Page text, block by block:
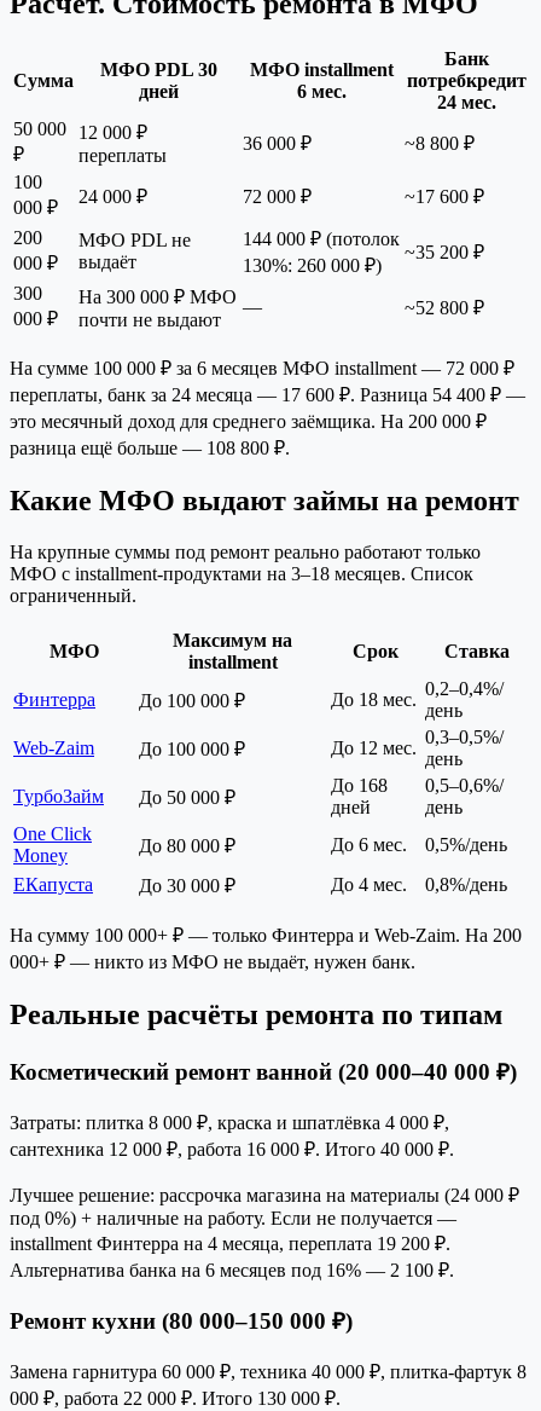
Сумма
МФО PDL 30
дней
МФО installment
6 мес.
Банк
потребкредит
24 мес.
50 000
₽
12 000 ₽
переплаты
36 000 ₽
~8 800 ₽
100
000 ₽
24 000 ₽ 72 000 ₽
~17 600 ₽
200
000 ₽
МФО PDL не
выдаёт
144 000 ₽ (потолок
130%: 260 000 ₽)
~35 200 ₽
300
000 ₽
На 300 000 ₽ МФО
почти не выдают
— ~52 800 ₽
На сумме 100 000 ₽ за 6 месяцев МФО installment — 72 000 ₽
переплаты, банк за 24 месяца — 17 600 ₽. Разница 54 400 ₽ —
это месячный доход для среднего заёмщика. На 200 000 ₽
разница ещё больше — 108 800 ₽.
Какие МФО выдают займы на ремонт
На крупные суммы под ремонт реально работают только
МФО с installment-продуктами на 3–18 месяцев. Список
ограниченный.
МФО
Максимум на
installment
Срок Ставка
Финтерра До 100 000 ₽ До 18 мес.
0,2–0,4%/
день
Web-Zaim
До 100 000 ₽ До 12 мес.
0,3–0,5%/
день
ТурбоЗайм
До 50 000 ₽
До 168
дней
0,5–0,6%/
день
One Click
Money
До 80 000 ₽ До 6 мес.
0,5%/день
ЕКапуста
До 30 000 ₽ До 4 мес. 0,8%/день
На сумму 100 000+ ₽ — только Финтерра и Web-Zaim. На 200
000+ ₽ — никто из МФО не выдаёт, нужен банк.
Реальные расчёты ремонта по типам
Косметический ремонт ванной (20 000–40 000 ₽)
Затраты: плитка 8 000 ₽, краска и шпатлёвка 4 000 ₽,
сантехника 12 000 ₽, работа 16 000 ₽. Итого 40 000 ₽.
Лучшее решение: рассрочка магазина на материалы (24 000 ₽
под 0%) + наличные на работу. Если не получается —
installment Финтерра на 4 месяца, переплата 19 200 ₽.
Альтернатива банка на 6 месяцев под 16% — 2 100 ₽.
Ремонт кухни (80 000–150 000 ₽)
Замена гарнитура 60 000 ₽, техника 40 000 ₽, плитка-фартук 8
000 ₽, работа 22 000 ₽. Итого 130 000 ₽.